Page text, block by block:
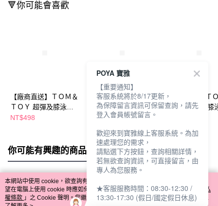
🔻你可能會喜歡
【廠商直送】ＴＯＭ＆
ＴＯＹ 超彈及膝泳褲-
藍
NT$498
ＴＯＭ＆ＴＯＹ童超彈
及膝泳褲-藍
NT$397
【廠商直送】Ｔ
ＴＯＹ 超彈及膝
你可能有興趣的商品 全站排行
熱門標籤
本網站中使用 cookie，欲查詢有關本網站使用 cookie 方式之詳情，及若您不希
望在電腦上使用 cookie 時應如何變更電腦的 cookie 設定，請參閱本網站「
隱私
權條款 」之 Cookie 聲明。您繼續使用本網站即表示您同意本公司得按本網站使
POYA 寶雅
【重要通知】
客服系統將於8/17更新，
為保障留言資訊可保留查詢，請先
登入會員帳號留言。
歡迎來到寶雅線上客服系統。為加
速處理您的需求，
請點選下方按鈕，查詢相關詳情，
若無欲查詢資訊，可直接留言，由
專人為您服務。
★客服服務時間：08:30-12:30 /
13:30-17:30 (假日/國定假日休息)